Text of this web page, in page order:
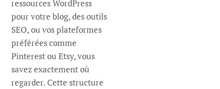
ressources WordPress
pour votre blog, des outils
SEO, ou vos plateformes
préférées comme
Pinterest ou Etsy, vous
savez exactement où
regarder. Cette structure